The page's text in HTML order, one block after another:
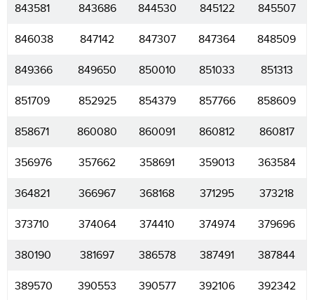
843581 843686 844530 845122 845507
846038 847142 847307 847364 848509
849366 849650 850010 851033 851313
851709 852925 854379 857766 858609
858671 860080 860091 860812 860817
356976 357662 358691 359013 363584
364821 366967 368168 371295 373218
373710 374064 374410 374974 379696
380190 381697 386578 387491 387844
389570 390553 390577 392106 392342